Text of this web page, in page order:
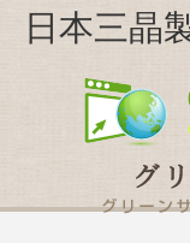
日本三晶